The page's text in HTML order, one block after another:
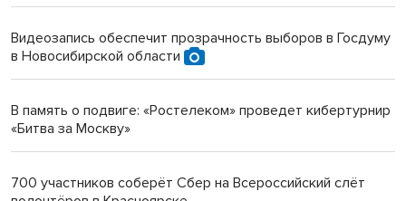
Новосибирский преподаватель с женой вошли в топ-16
Видеозапись обеспечит прозрачность выборов в Госдуму
в Новосибирской области
В память о подвиге: «Ростелеком» проведет кибертурнир
«Битва за Москву»
700 участников соберёт Сбер на Всероссийский слёт